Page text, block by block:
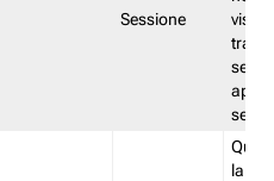
Sessione
la